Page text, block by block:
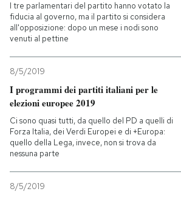
I MIEI PREFERITI
CALENDARIO
AREA PERSONALE
I tre parlamentari del partito hanno votato la
fiducia al governo, ma il partito si considera
all'opposizione: dopo un mese i nodi sono
venuti al pettine
8/5/2019
I programmi dei partiti italiani per le
elezioni europee 2019
Ci sono quasi tutti, da quello del PD a quelli di
Forza Italia, dei Verdi Europei e di +Europa:
quello della Lega, invece, non si trova da
nessuna parte
8/5/2019